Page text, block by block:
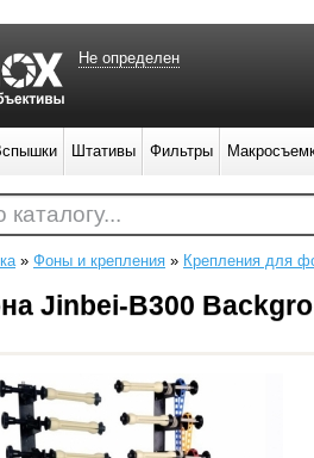
» Фоны и крепления » Крепления для
Jinbei-B300
Не определен
Штативы Фильтры